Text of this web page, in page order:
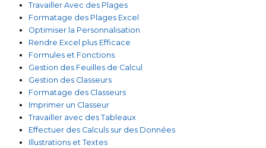
Travailler Avec des Plages
Formatage des Plages Excel
Optimiser la Personnalisation
Rendre Excel plus Efficace
Formules et Fonctions
Gestion des Feuilles de Calcul
Gestion des Classeurs
Formatage des Classeurs
Imprimer un Classeur
Travailler avec des Tableaux
Effectuer des Calculs sur des Données
Illustrations et Textes